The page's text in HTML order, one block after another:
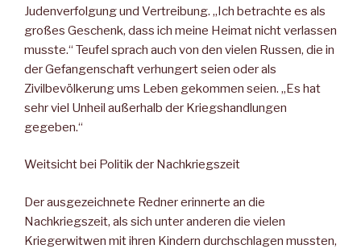
Judenverfolgung und Vertreibung. „Ich betrachte es als
großes Geschenk, dass ich meine Heimat nicht verlassen
musste.“ Teufel sprach auch von den vielen Russen, die in
der Gefangenschaft verhungert seien oder als
Zivilbevölkerung ums Leben gekommen seien. „Es hat
sehr viel Unheil außerhalb der Kriegshandlungen
gegeben.“
Weitsicht bei Politik der Nachkriegszeit
Der ausgezeichnete Redner erinnerte an die
Nachkriegszeit, als sich unter anderen die vielen
Kriegerwitwen mit ihren Kindern durchschlagen mussten,